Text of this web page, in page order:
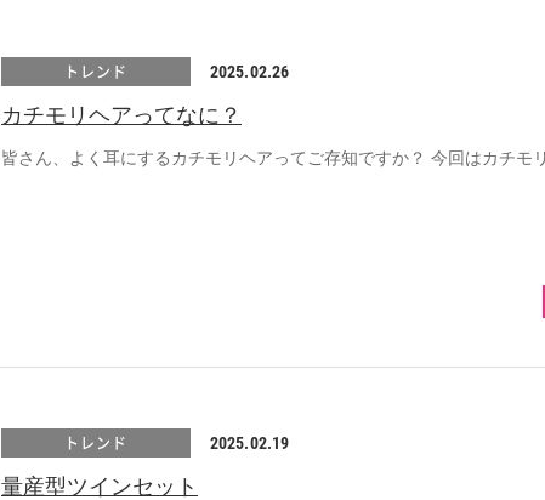
トレンド 2025.02.26
カチモリヘアってなに？
皆さん、よく耳にするカチモリヘアってご存知ですか？ 今回はカチモ
トレンド 2025.02.19
量産型ツインセット